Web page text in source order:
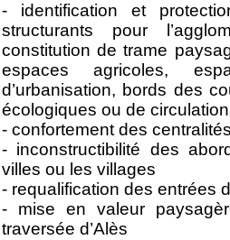
- identification et
structurants pour
constitution de trame
espaces agricoles,
d’urbanisation, bords des
écologiques ou de
- confortement des
- inconstructibilité des
villes ou les villages
- requalification des entrées
- mise en valeur
traversée d’Alès